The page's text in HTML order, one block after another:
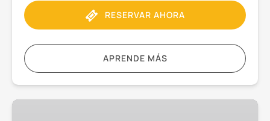
RESERVAR AHORA
APRENDE MÁS
Excursión